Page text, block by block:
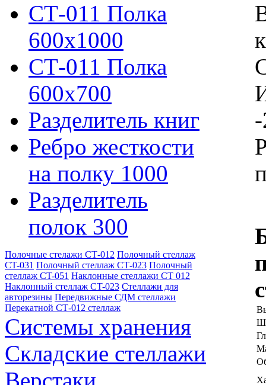
СТ-011 Полка
600х1000
СТ-011 Полка
600х700
Разделитель книг
Ребро жесткости
на полку 1000
Разделитель
полок 300
Полочные стелажи СТ-012 Полочный стеллаж
CT-031 Полочный стеллаж СТ-023 Полочный
стеллаж CT-051 Наклонные стеллажи СТ 012
Наклонный стеллаж CT-023 Стеллажи для
авторезины Передвижные СДМ стеллажи
Перекатной СТ-012 стеллаж
Системы хранения
Складские стеллажи